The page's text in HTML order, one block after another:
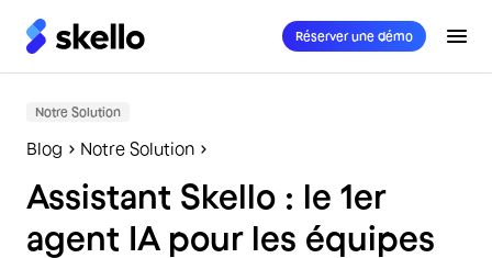
Réserver une démo
Notre Solution
Blog Notre Solution
Assistant Skello : le 1er
agent IA pour les équipes